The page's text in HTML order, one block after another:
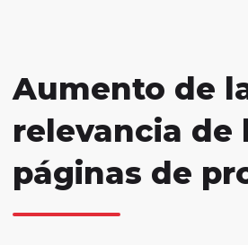
Aumento de
relevancia de
páginas de